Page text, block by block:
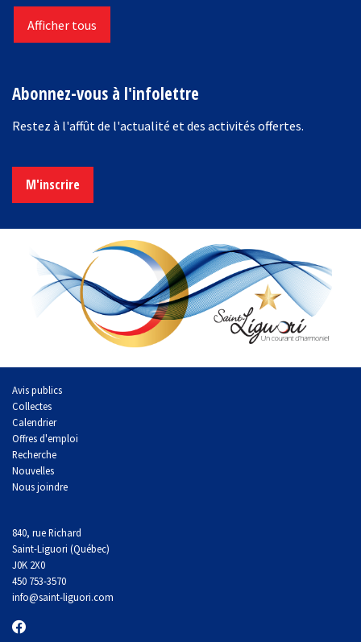
Afficher tous
Abonnez-vous à l'infolettre
Restez à l'affût de l'actualité et des activités offertes.
M'inscrire
Avis publics
Collectes
Calendrier
Offres d'emploi
Recherche
Nouvelles
Nous joindre
840, rue Richard
Saint-Liguori (Québec)
J0K 2X0
450 753-3570
info@saint-liguori.com